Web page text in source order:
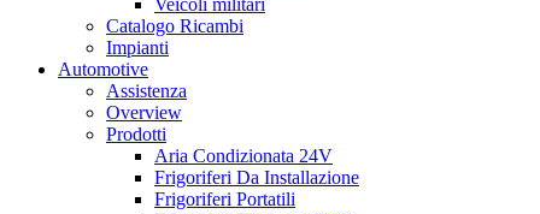
Catalogo Ricambi
Impianti
Automotive
Assistenza
Overview
Prodotti
Aria Condizionata 24V
Frigoriferi Da Installazione
Frigoriferi Portatili